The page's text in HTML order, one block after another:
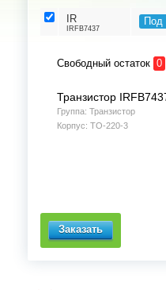
IR
IRFB7437
Под
Свободный остаток 0
Транзистор
Группа: Транзистор
Корпус: TO-220-3